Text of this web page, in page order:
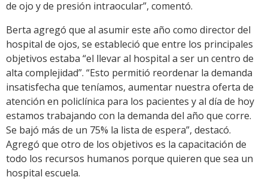
de ojo y de presión intraocular”, comentó.
Berta agregó que al asumir este año como director del
hospital de ojos, se estableció que entre los principales
objetivos estaba “el llevar al hospital a ser un centro de
alta complejidad”. “Esto permitió reordenar la demanda
insatisfecha que teníamos, aumentar nuestra oferta de
atención en policlínica para los pacientes y al día de hoy
estamos trabajando con la demanda del año que corre.
Se bajó más de un 75% la lista de espera”, destacó.
Agregó que otro de los objetivos es la capacitación de
todo los recursos humanos porque quieren que sea un
hospital escuela.